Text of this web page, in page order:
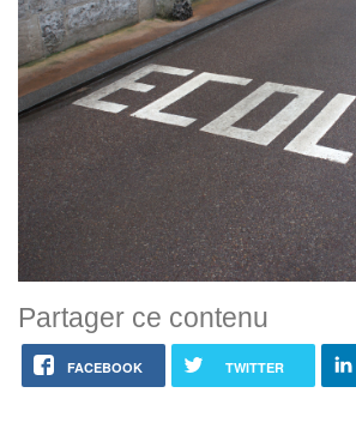
Partager ce contenu
FACEBOOK TWITTER